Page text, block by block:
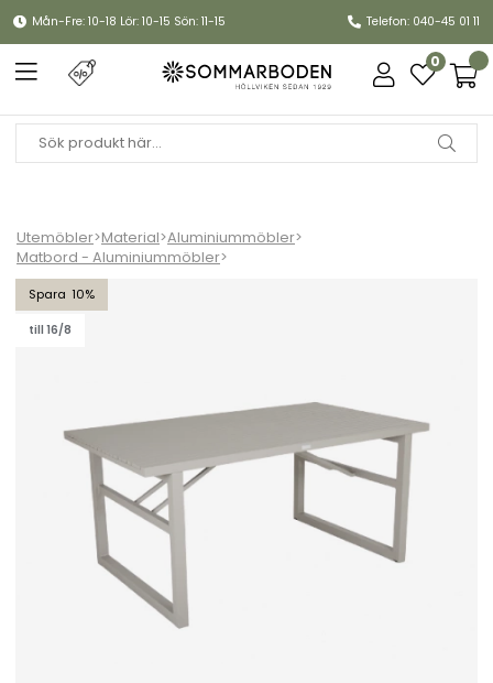
Mån-Fre: 10-18 Lör: 10-15 Sön: 11-15 Telefon: 040-45 01 11
0
Utemöbler>Material>Aluminiummöbler>
Matbord - Aluminiummöbler>
10
till 16/8
Vevi matbord 160x90 H73 cm - khaki